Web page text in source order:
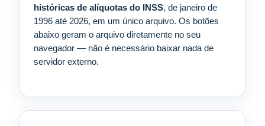
históricas de alíquotas do INSS, de janeiro de
1996 até 2026, em um único arquivo. Os botões
abaixo geram o arquivo diretamente no seu
navegador — não é necessário baixar nada de
servidor externo.